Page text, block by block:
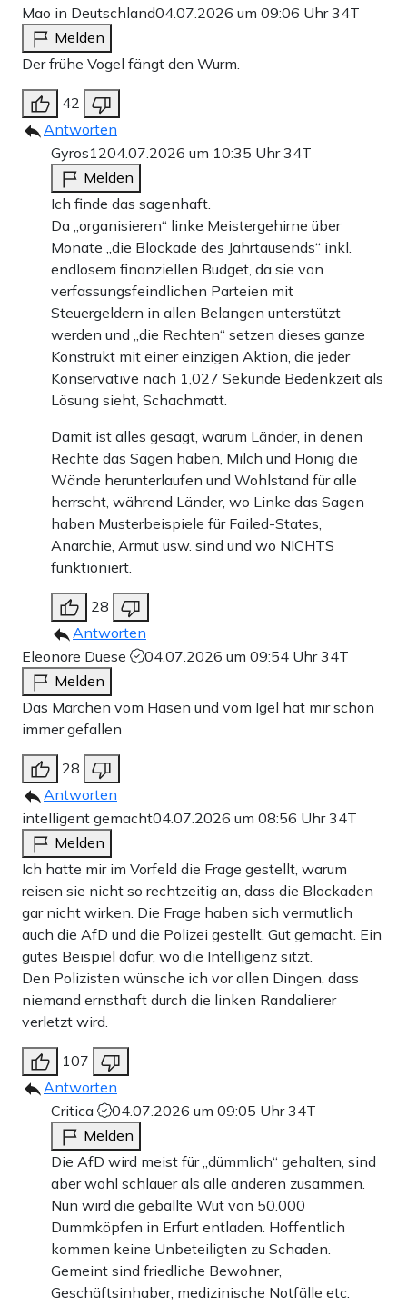
Mao in Deutschland04.07.2026 um 09:06 Uhr34T
Melden
Der frühe Vogel fängt den Wurm.
42
Antworten
Gyros1204.07.2026 um 10:35 Uhr34T
Melden
Ich finde das sagenhaft.
Da „organisieren“ linke Meistergehirne über
Monate „die Blockade des Jahrtausends“ inkl.
endlosem finanziellen Budget, da sie von
verfassungsfeindlichen Parteien mit
Steuergeldern in allen Belangen unterstützt
werden und „die Rechten“ setzen dieses ganze
Konstrukt mit einer einzigen Aktion, die jeder
Konservative nach 1,027 Sekunde Bedenkzeit als
Lösung sieht, Schachmatt.
Damit ist alles gesagt, warum Länder, in denen
Rechte das Sagen haben, Milch und Honig die
Wände herunterlaufen und Wohlstand für alle
herrscht, während Länder, wo Linke das Sagen
haben Musterbeispiele für Failed-States,
Anarchie, Armut usw. sind und wo NICHTS
funktioniert.
28
Antworten
Eleonore Duese
04.07.2026 um 09:54 Uhr34T
Melden
Das Märchen vom Hasen und vom Igel hat mir schon
immer gefallen
28
Antworten
intelligent gemacht04.07.2026 um 08:56 Uhr34T
Melden
Ich hatte mir im Vorfeld die Frage gestellt, warum
reisen sie nicht so rechtzeitig an, dass die Blockaden
gar nicht wirken. Die Frage haben sich vermutlich
auch die AfD und die Polizei gestellt. Gut gemacht. Ein
gutes Beispiel dafür, wo die Intelligenz sitzt.
Den Polizisten wünsche ich vor allen Dingen, dass
niemand ernsthaft durch die linken Randalierer
verletzt wird.
107
Antworten
Critica
04.07.2026 um 09:05 Uhr34T
Melden
Die AfD wird meist für „dümmlich“ gehalten, sind
aber wohl schlauer als alle anderen zusammen.
Nun wird die geballte Wut von 50.000
Dummköpfen in Erfurt entladen. Hoffentlich
kommen keine Unbeteiligten zu Schaden.
Gemeint sind friedliche Bewohner,
Geschäftsinhaber, medizinische Notfälle etc.